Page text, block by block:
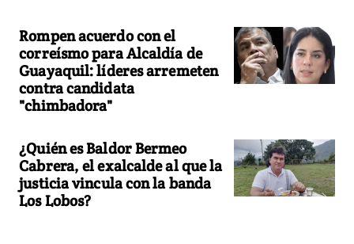
Rompen acuerdo con el
correísmo para Alcaldía de
Guayaquil: líderes arremeten
contra candidata
"chimbadora"
¿Quién es Baldor Bermeo
Cabrera, el exalcalde al que la
justicia vincula con la banda
Los Lobos?